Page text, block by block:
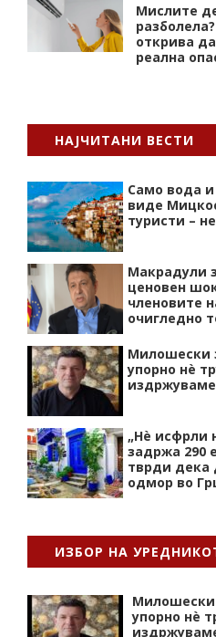
Мислите
открива
реална
НАЈЧИТАНИ ВЕСТИ
Само вода
виде
туристи –
Макрадули
ценовен
членовите
очигледно
Милошески
упорно нѐ
„Нѐ исфрли
задржа 290
тврди дека
одмор во
ИЗБОР НА
Милошески
упорно нѐ